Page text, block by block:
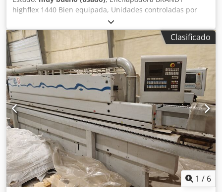
highflex 1440 Bien equipada, Unidades controladas por
CNC desde el panel de control Fresas preliminares
Calentamiento de la placa Precalentador Dcodpfxozrf T Re
Akpjk Aplicación de adhesivo Mediante rodillo Guillotina
preliminar neumática Rodillos de presión Cuchillas de
corte final Unidad de fresado vertical 2 x Unidad de
redondeo de esquinas R1-R2 Cicladora de perfiles
Cicladora plana Líquidos Pulidora Altura máxima de la
pieza: 60 mm Grosor máximo del chapa en rollo: 3 mm
Avance máximo: 14 m/min Estado ideal para una máquina
usada
Clasificado
1 / 6